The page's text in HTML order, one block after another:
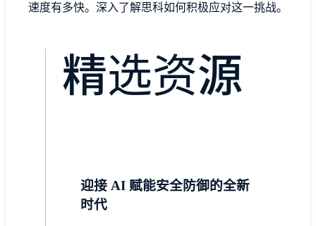
速度有多快。深入了解思科如何积极应对这一挑战。
精选资源
迎接 AI 赋能安全防御的全新
时代